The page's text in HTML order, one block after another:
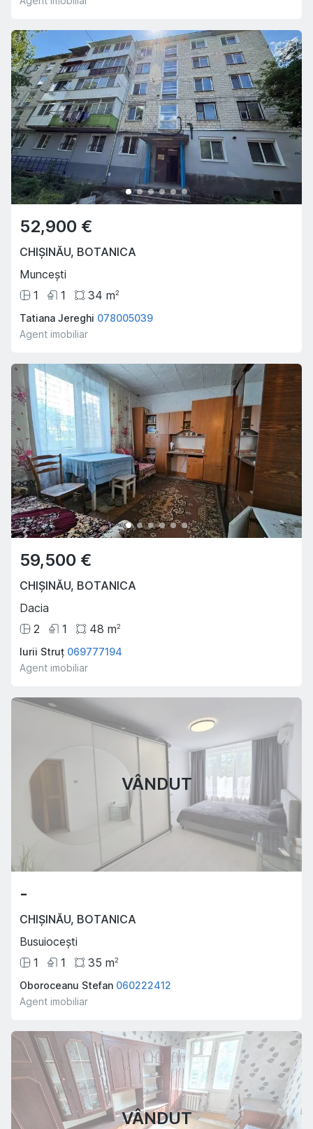
52,900 €
CHIȘINĂU, BOTANICA
Muncești
1
1 34 m2
Tatiana Jereghi 078005039
Agent imobiliar
59,500 €
CHIȘINĂU, BOTANICA
Dacia
2
1 48 m2
Iurii Struț 069777194
Agent imobiliar
VÂNDUT
-
CHIȘINĂU, BOTANICA
Busuiocești
1
1 35 m2
Oboroceanu Stefan 060222412
Agent imobiliar
VÂNDUT